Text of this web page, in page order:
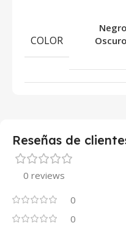
COLOR
Negro
Oscuro
Reseñas de
0 reviews
0
0